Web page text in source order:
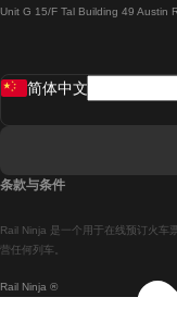
Unit G 15/F Tal Building 49 Austin
Rail Ninja ®
Rail Ninja 是一个用于在线预订火车
营任何列车。
简体中文
条款与条件